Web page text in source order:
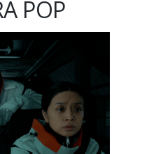
POP